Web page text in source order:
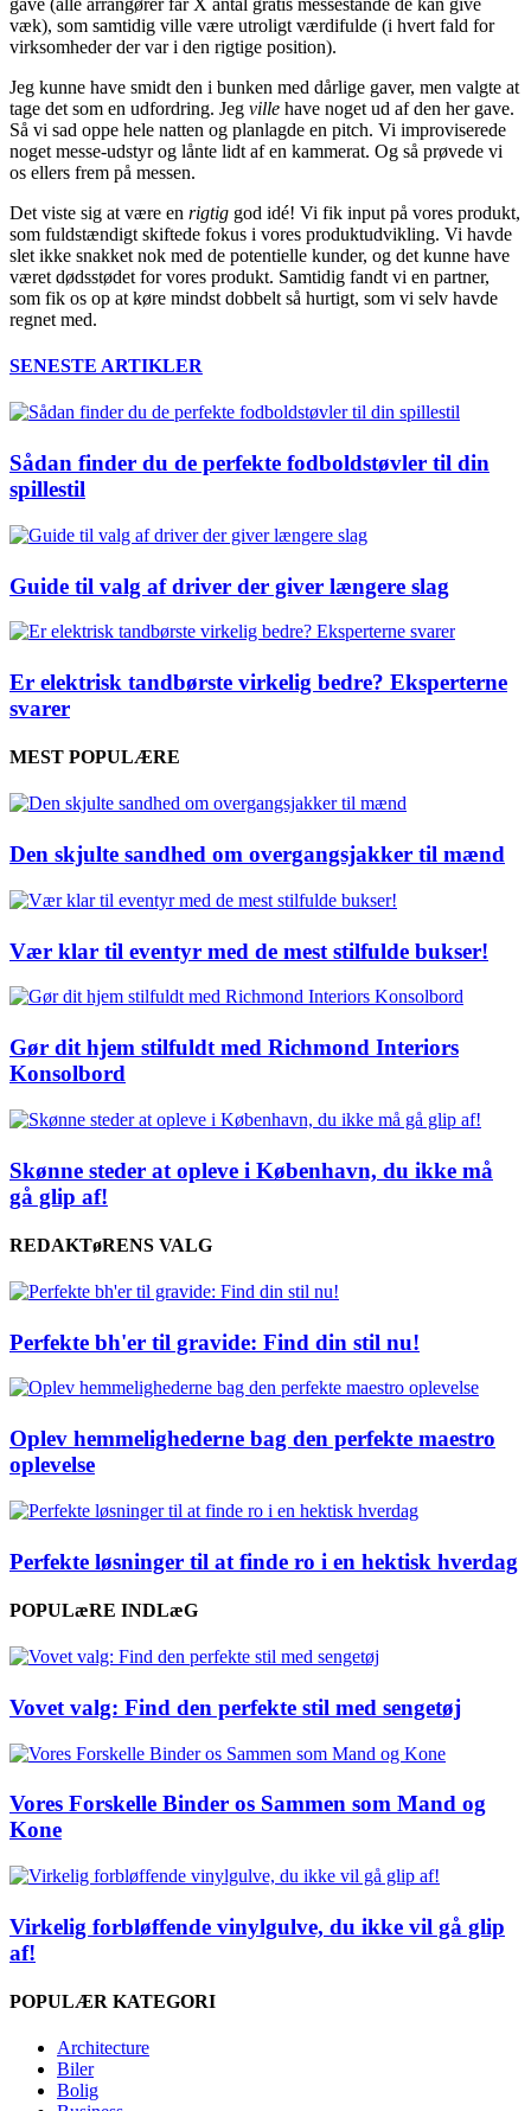
væk), som samtidig ville være utroligt værdifulde (i hvert fald for
virksomheder der var i den rigtige position).
Jeg kunne have smidt den i bunken med dårlige gaver, men valgte at
tage det som en udfordring. Jeg ville have noget ud af den her gave.
Så vi sad oppe hele natten og planlagde en pitch. Vi improviserede
noget messe-udstyr og lånte lidt af en kammerat. Og så prøvede vi
os ellers frem på messen.
Det viste sig at være en rigtig god idé! Vi fik input på vores produkt,
som fuldstændigt skiftede fokus i vores produktudvikling. Vi havde
slet ikke snakket nok med de potentielle kunder, og det kunne have
været dødsstødet for vores produkt. Samtidig fandt vi en partner,
som fik os op at køre mindst dobbelt så hurtigt, som vi selv havde
regnet med.
SENESTE ARTIKLER
Sådan finder du de perfekte fodboldstøvler til din
spillestil
Guide til valg af driver der giver længere slag
Er elektrisk tandbørste virkelig bedre? Eksperterne
svarer
MEST POPULÆRE
Den skjulte sandhed om overgangsjakker til mænd
Vær klar til eventyr med de mest stilfulde bukser!
Gør dit hjem stilfuldt med Richmond Interiors
Konsolbord
Skønne steder at opleve i København, du ikke må
gå glip af!
REDAKTøRENS VALG
Perfekte bh'er til gravide: Find din stil nu!
Oplev hemmelighederne bag den perfekte maestro
oplevelse
Perfekte løsninger til at finde ro i en hektisk hverdag
POPULæRE INDLæG
Vovet valg: Find den perfekte stil med sengetøj
Vores Forskelle Binder os Sammen som Mand og
Kone
Virkelig forbløffende vinylgulve, du ikke vil gå glip
af!
POPULÆR KATEGORI
Architecture
Biler
Bolig